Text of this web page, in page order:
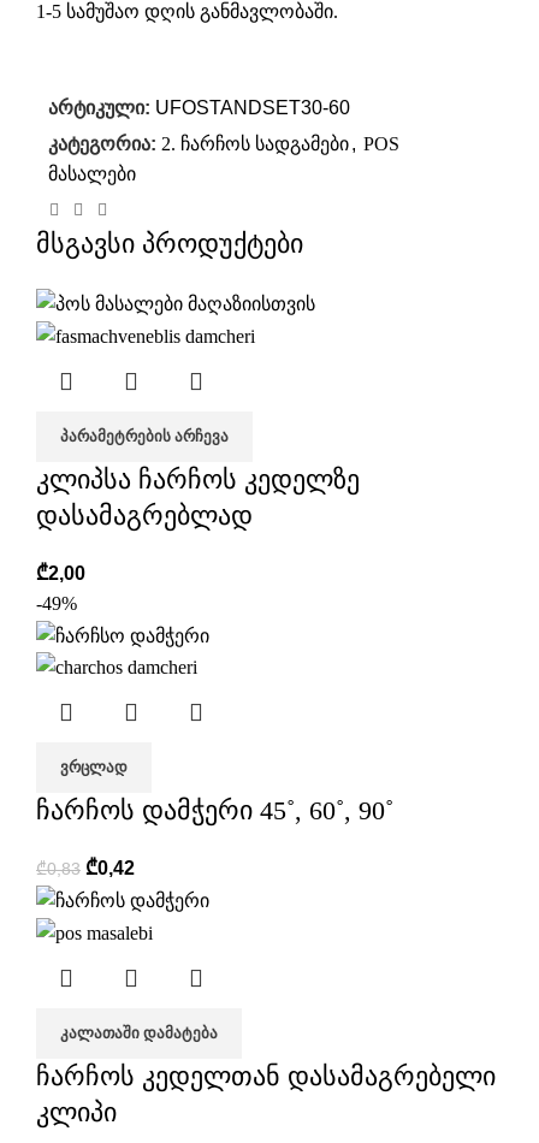
1-5 სამუშაო დღის განმავლობაში.
არტიკული: UFOSTANDSET30-60
კატეგორია: 2. ჩარჩოს სადგამები, POS
მასალები
მსგავსი პროდუქტები
ᲞᲐᲠᲐᲛᲔᲢᲠᲔᲑᲘᲡ ᲐᲠᲩᲔᲕᲐ
კლიპსა ჩარჩოს კედელზე
დასამაგრებლად
₾2,00
-49%
ᲕᲠᲪᲚᲐᲓ
ჩარჩოს დამჭერი 45˚, 60˚, 90˚
₾0,83 ₾0,42
ᲙᲐᲚᲐᲗᲐᲨᲘ ᲓᲐᲛᲐᲢᲔᲑᲐ
ჩარჩოს კედელთან დასამაგრებელი
კლიპი